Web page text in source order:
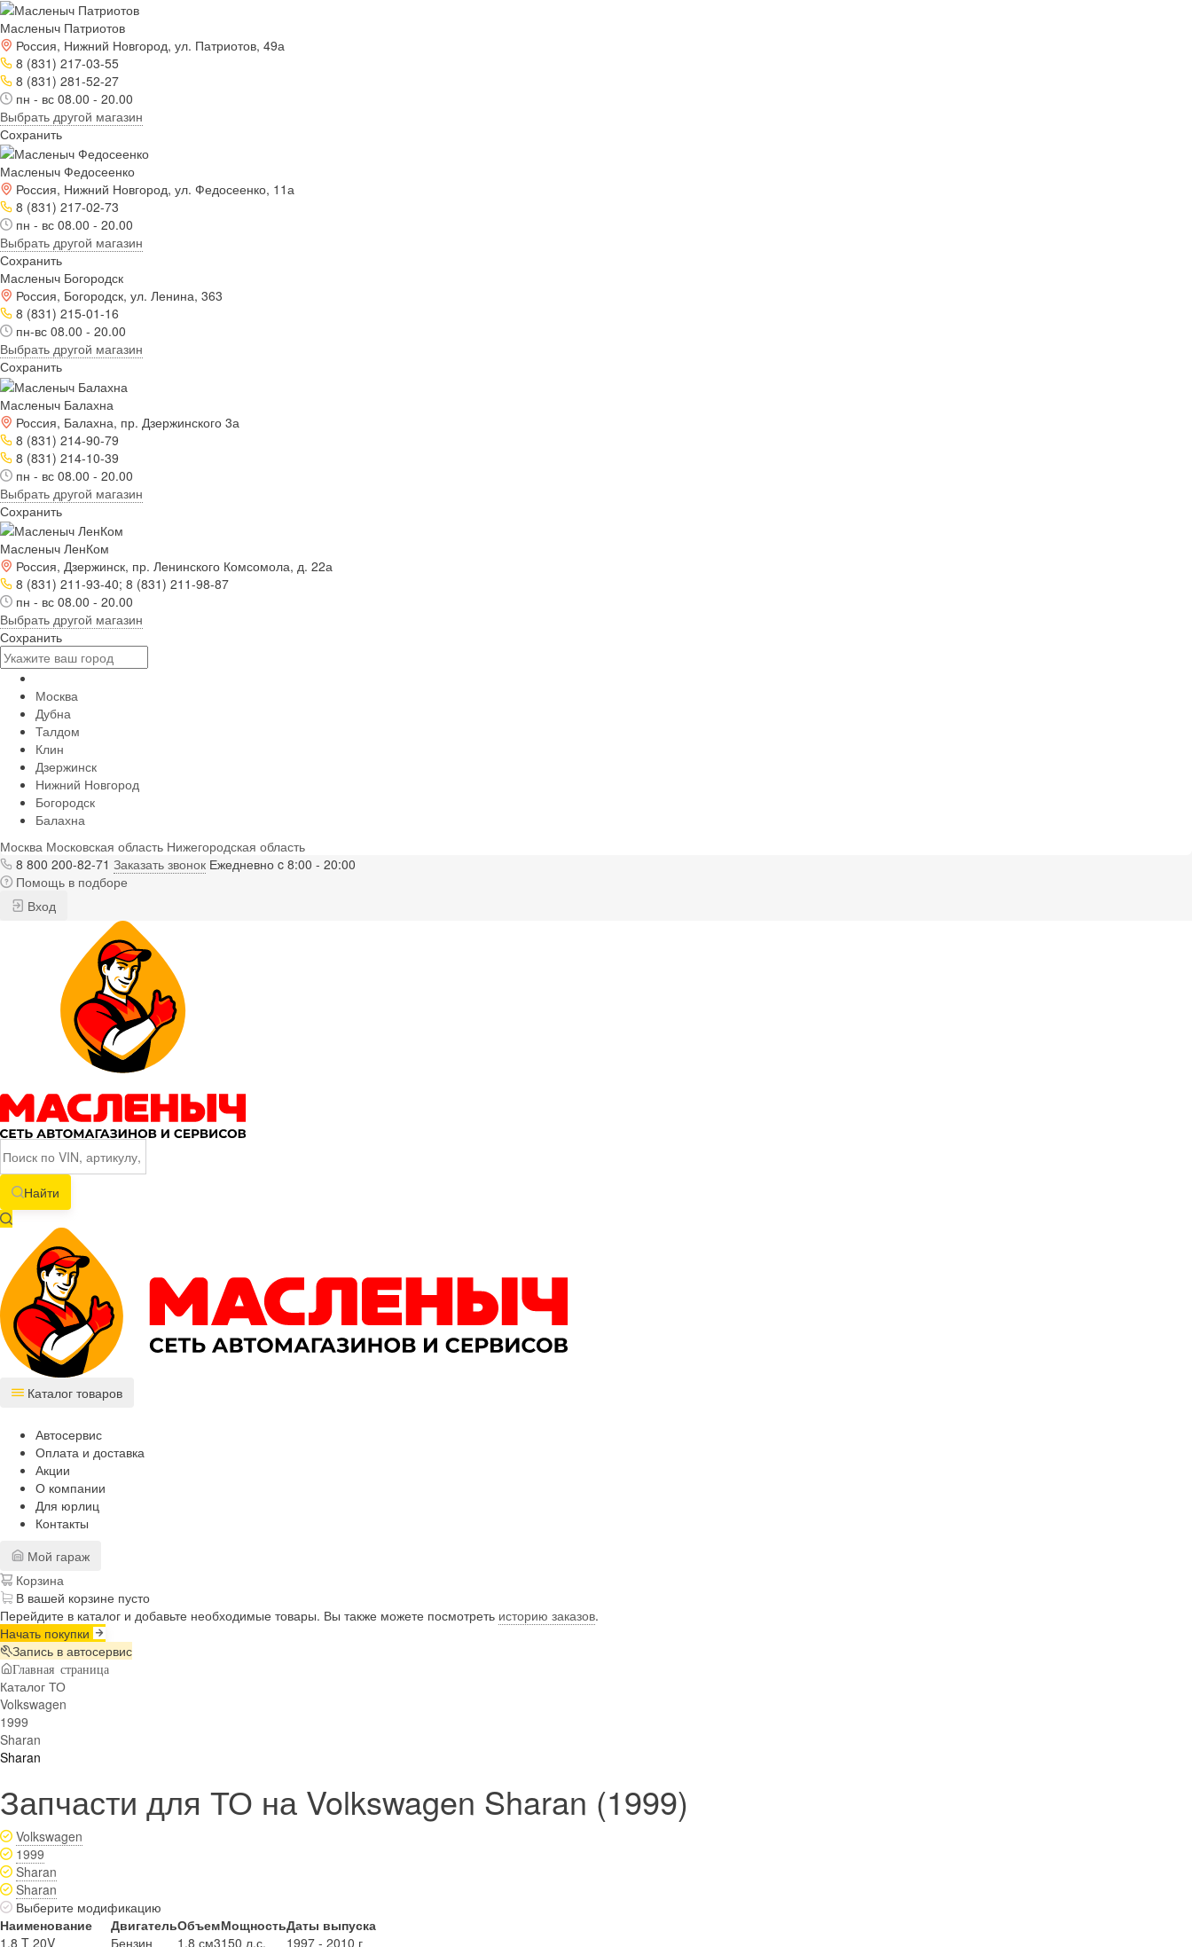
Масленыч Патриотов
Россия, Нижний Новгород, ул. Патриотов, 49а
8 (831) 217-03-55
8 (831) 281-52-27
пн - вс 08.00 - 20.00
Выбрать другой магазин
Сохранить
Масленыч Федосеенко
Россия, Нижний Новгород, ул. Федосеенко, 11а
8 (831) 217-02-73
пн - вс 08.00 - 20.00
Выбрать другой магазин
Сохранить
Масленыч Богородск
Россия, Богородск, ул. Ленина, 363
8 (831) 215-01-16
пн-вс 08.00 - 20.00
Выбрать другой магазин
Сохранить
Масленыч Балахна
Россия, Балахна, пр. Дзержинского 3а
8 (831) 214-90-79
8 (831) 214-10-39
пн - вс 08.00 - 20.00
Выбрать другой магазин
Сохранить
Масленыч ЛенКом
Россия, Дзержинск, пр. Ленинского Комсомола, д. 22а
8 (831) 211-93-40; 8 (831) 211-98-87
пн - вс 08.00 - 20.00
Выбрать другой магазин
Сохранить
Москва
Дубна
Талдом
Клин
Дзержинск
Нижний Новгород
Богородск
Балахна
Москва Московская область Нижегородская область
8 800 200-82-71 Заказать звонок Ежедневно c 8:00 - 20:00
Помощь в подборе
Вход
Найти
Каталог товаров
Автосервис
Оплата и доставка
Акции
О компании
Для юрлиц
Контакты
Мой гараж
Корзина
В вашей корзине пусто
Перейдите в каталог и добавьте необходимые товары. Вы также можете посмотреть историю заказов.
Начать покупки
Запись в автосервис
Главная страница
Каталог ТО
Volkswagen
1999
Sharan
Sharan
Запчасти для ТО на Volkswagen Sharan (1999)
Volkswagen
1999
Sharan
Sharan
Выберите модификацию
Наименование
ДвигательОбъемМощностьДаты выпуска
1.8 T 20V
Бензин 1.8 см3150 л.с. 1997 - 2010 г